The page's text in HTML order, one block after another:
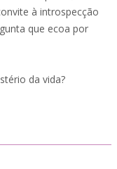
à introspecção
que ecoa por
da vida?